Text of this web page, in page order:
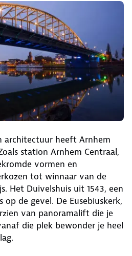
architectuur heeft Arnhem
station Arnhem Centraal,
vormen en
tot winnaar van de
Het Duivelshuis uit 1543, een
op de gevel. De Eusebiuskerk,
van panoramalift die je
die plek bewonder je heel